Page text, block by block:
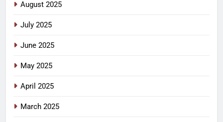
August 2025
July 2025
June 2025
May 2025
April 2025
March 2025